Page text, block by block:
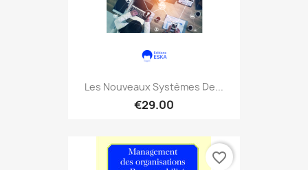
Les Nouveaux Systèmes De...
€29.00
favorite_border